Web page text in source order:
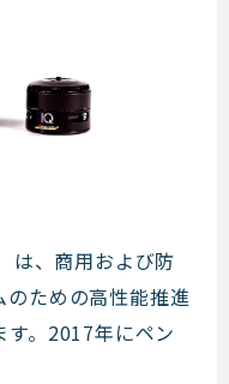
、商用および防
ための高性能推進
す。2017年にペン